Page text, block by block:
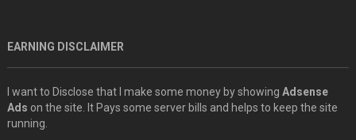
EARNING DISCLAIMER
I want to Disclose that I make some money by showing Adsense
Ads on the site. It Pays some server bills and helps to keep the site
running.